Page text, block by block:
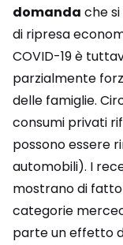
domanda che
di ripresa
COVID-19 è
parzialmente
delle famiglie.
consumi privati
possono essere
automobili). I
mostrano di
categorie
parte un effetto